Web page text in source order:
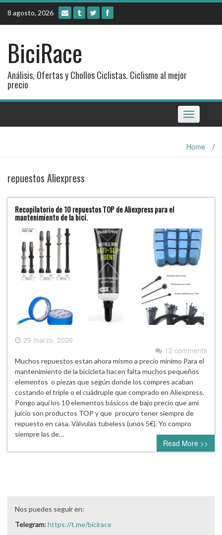
Skip
content
8 agosto, 2026
BiciRace
Análisis, Ofertas y Chollos Ciclistas. Ciclismo al mejor
precio
Toggle
navigation
Home /
repuestos Aliexpress
Recopilatorio de 10 repuestos TOP de Aliexpress para el
mantenimiento de la bici.
29 marzo, 2026
12 comments
Muchos repuestos estan ahora mismo a precio mínimo Para el
mantenimiento de la bicicleta hacen falta muchos pequeños
elementos o piezas que según donde los compres acaban
costando el triple o el cuádruple que comprado en Aliexpress.
Pongo aquí los 10 elementos básicos de bajo precio que ami
juicio son productos TOP y que procuro tener siempre de
repuesto en casa. Válvulas tubeless (unos 5€). Yo compro
siempre las de…
Read More >>
Nos puedes seguir en:
Telegram:https://t.me/bicirace